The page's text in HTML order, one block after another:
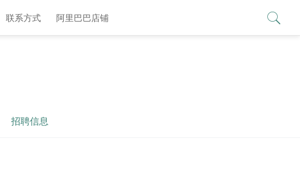
联系方式 阿里巴巴店铺
招聘信息